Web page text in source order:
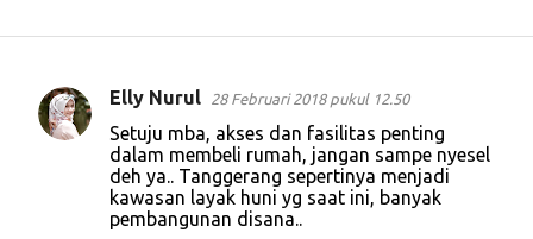
K
Elly Nurul 28 Februari 2018 pukul 12.50
Setuju mba, akses dan fasilitas penting
dalam membeli rumah, jangan sampe nyesel
deh ya.. Tanggerang sepertinya menjadi
kawasan layak huni yg saat ini, banyak
pembangunan disana..